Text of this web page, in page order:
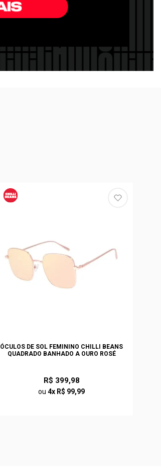
ÓCULOS DE SOL FEMININO CHILLI BEANS
QUADRADO BANHADO A OURO ROSÉ
R$ 399,98
ou4x R$ 99,99